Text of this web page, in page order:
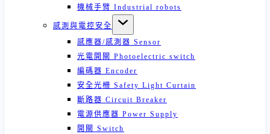
機械手臂 Industrial robots
感測與電控安全
感應器/感測器 Sensor
光電開關 Photoelectric switch
編碼器 Encoder
安全光柵 Safety Light Curtain
斷路器 Circuit Breaker
電源供應器 Power Supply
開關 Switch